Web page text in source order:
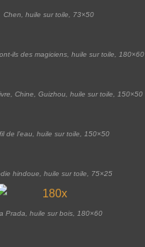
Chen, huile sur toile, 73×50
ils des magiciens, huile sur toile, 180×60
Chine, Guizhou, huile sur toile, 150×50
de l’eau, huile sur toile, 150×50
hindoue, huile sur toile, 75×25
Prada, huile sur bois, 180×60